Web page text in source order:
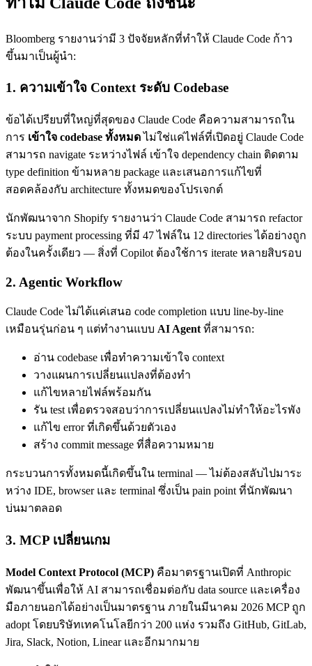
Bloomberg รายงานว่ามี 3 ปัจจัยหลักที่ทำให้ Claude Code ก้าว
ขึ้นมาเป็นผู้นำ:
1. ความเข้าใจ Context ระดับ Codebase
ข้อได้เปรียบที่ใหญ่ที่สุดของ Claude Code คือความสามารถใน
การ เข้าใจ codebase ทั้งหมดไม่ใช่แค่ไฟล์ที่เปิดอยู่ Claude Code
สามารถ navigate ระหว่างไฟล์ เข้าใจ dependency chain ติดตาม
type definition ข้ามหลาย package และเสนอการแก้ไขที่
สอดคล้องกับ architecture ทั้งหมดของโปรเจกต์
นักพัฒนาจาก Shopify รายงานว่า Claude Code สามารถ refactor
ระบบ payment processing ที่มี 47 ไฟล์ใน 12 directories ได้อย่างถูก
ต้องในครั้งเดียว — สิ่งที่ Copilot ต้องใช้การ iterate หลายสิบรอบ
2. Agentic Workflow
Claude Code ไม่ได้แค่เสนอ code completion แบบ line-by-line
เหมือนรุ่นก่อน ๆ แต่ทำงานแบบ AI Agent ที่สามารถ:
อ่าน codebase เพื่อทำความเข้าใจ context
วางแผนการเปลี่ยนแปลงที่ต้องทำ
แก้ไขหลายไฟล์พร้อมกัน
รัน test เพื่อตรวจสอบว่าการเปลี่ยนแปลงไม่ทำให้อะไรพัง
แก้ไข error ที่เกิดขึ้นด้วยตัวเอง
สร้าง commit message ที่สื่อความหมาย
กระบวนการทั้งหมดนี้เกิดขึ้นใน terminal — ไม่ต้องสลับไปมาระ
หว่าง IDE, browser และ terminal ซึ่งเป็น pain point ที่นักพัฒนา
บ่นมาตลอด
3. MCP เปลี่ยนเกม
Model Context Protocol (MCP) คือมาตรฐานเปิดที่ Anthropic
พัฒนาขึ้นเพื่อให้ AI สามารถเชื่อมต่อกับ data source และเครื่อง
มือภายนอกได้อย่างเป็นมาตรฐาน ภายในมีนาคม 2026 MCP ถูก
adopt โดยบริษัทเทคโนโลยีกว่า 200 แห่ง รวมถึง GitHub, GitLab,
Jira, Slack, Notion, Linear และอีกมากมาย